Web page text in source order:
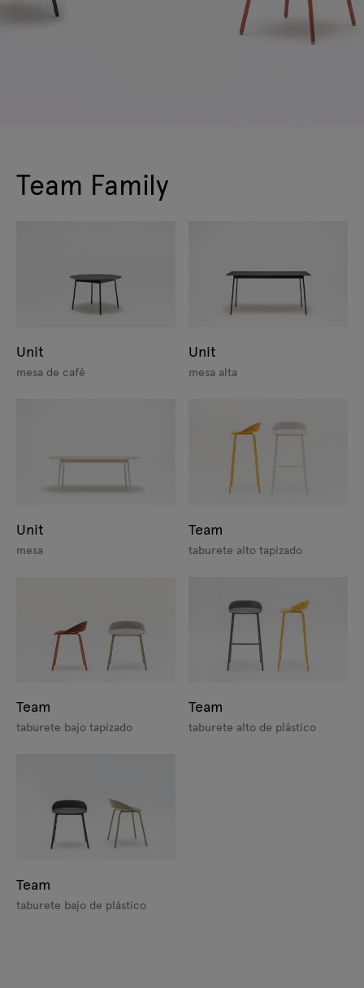
Team Family
Unit
mesa de café
Unit
mesa alta
Unit
mesa
Team
taburete alto tapizado
Team
taburete bajo tapizado
Team
taburete alto de plástico
Team
taburete bajo de plástico